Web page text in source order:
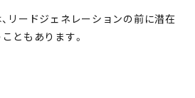
リードジェネレーションの前に潜在
ともあります。